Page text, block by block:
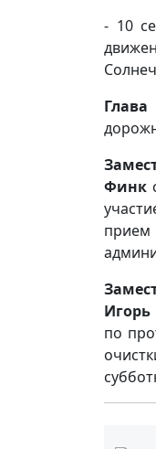
- 10
Глава
Финк
по